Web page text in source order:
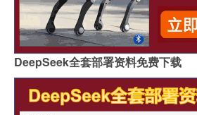
DeepSeek全套部署资料免费下载